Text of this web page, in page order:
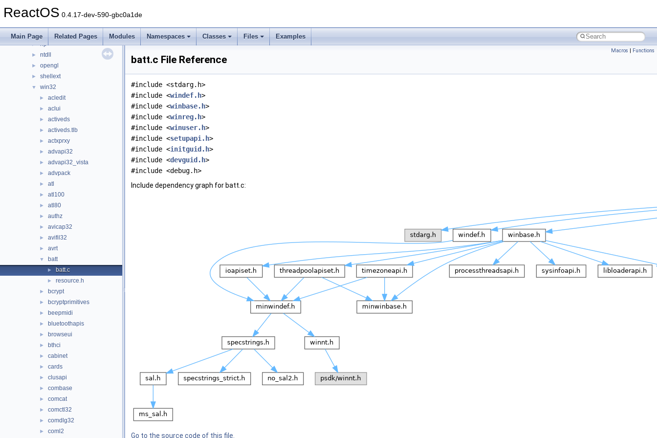
ReactOS 0.4.17-dev-590-gbc0a1de
Main Page Related Pages Modules Namespaces Classes Files Examples
► directx
►
► np
► ntdll
► opengl
► shellext
▼ win32
► acledit
► aclui
► activeds
► activeds.tlb
► actxprxy
► advapi32
► advapi32_vista
► advpack
► atl
► atl100
► atl80
► authz
► avicap32
► avifil32
► avrt
▼ batt
► batt.c
► resource.h
► bcrypt
► bcryptprimitives
► beepmidi
► bluetoothapis
► browseui
► bthci
► cabinet
► cards
► clusapi
► combase
► comcat
► comctl32
► comdlg32
► coml2
Macros | Functions
batt.c File Reference
#include <stdarg.h>
#include <windef.h>
#include <winbase.h>
#include <winreg.h>
#include <winuser.h>
#include <setupapi.h>
#include <initguid.h>
#include <devguid.h>
#include <debug.h>
Include dependency graph for batt.c:
Go to the source code of this file.